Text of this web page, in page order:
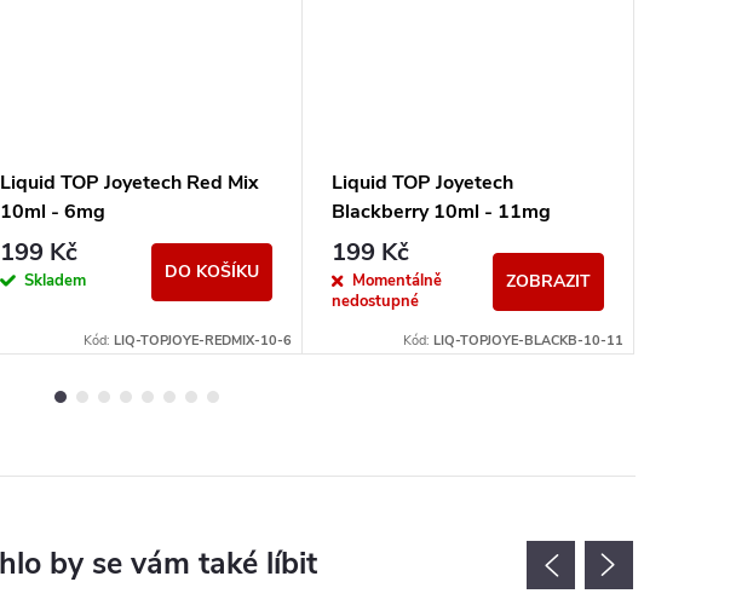
Liquid TOP Joyetech Red Mix
10ml - 6mg
199 Kč
Skladem DO KOŠÍKU
Kód: LIQ-TOPJOYE-REDMIX-10-6
Liquid TOP Joyetech
Blackberry 10ml - 11mg
199 Kč
Momentálně
nedostupné
ZOBRAZIT
Kód: LIQ-TOPJOYE-BLACKB-10-11